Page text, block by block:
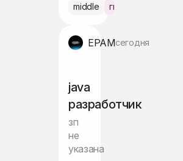
middle гибрид Варшава
EPAMсегодня
java
разработчик
зп
не
указана